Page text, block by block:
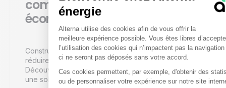
comment réaliser de vraies
économies d’énergie ?
Construire une maison neuve pilotable permet de
réduire sa facture d'énergie jusqu'à 15%.
Découvrez les équipements clés et scénarios pour
une sobriété maximale.
énergie
Plateforme de Gestion du
Alterna utilise des cookies afin de vous offrir la
meilleure expérience possible. Vous êtes libres
l’utilisation des cookies qui n’impactent pas la
ci ne seront pas déposés sans votre accord.
Ces cookies permettent, par exemple, d'obtenir des
ou de personnaliser votre expérience sur notre site
Axeptio consent